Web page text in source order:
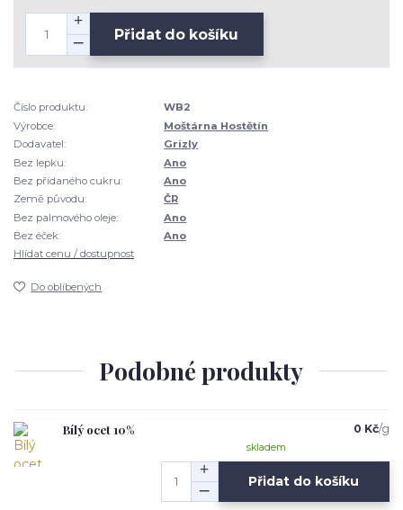
Přidat do košíku
Číslo produktu:
WB2
Výrobce:
Moštárna Hostětín
Dodavatel:
Grizly
Bez lepku:
Ano
Bez přidaného cukru:
Ano
Země původu:
ČR
Bez palmového oleje:
Ano
Bez éček:
Ano
Hlídat cenu / dostupnost
Do oblíbených
Podobné produkty
Bílý ocet 10% 0 Kč/g
skladem
Přidat do košíku